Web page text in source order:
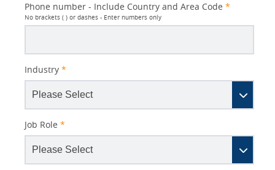
Phone number - Include Country and Area Code *
No brackets ( ) or dashes - Enter numbers only
Industry *
Job Role *